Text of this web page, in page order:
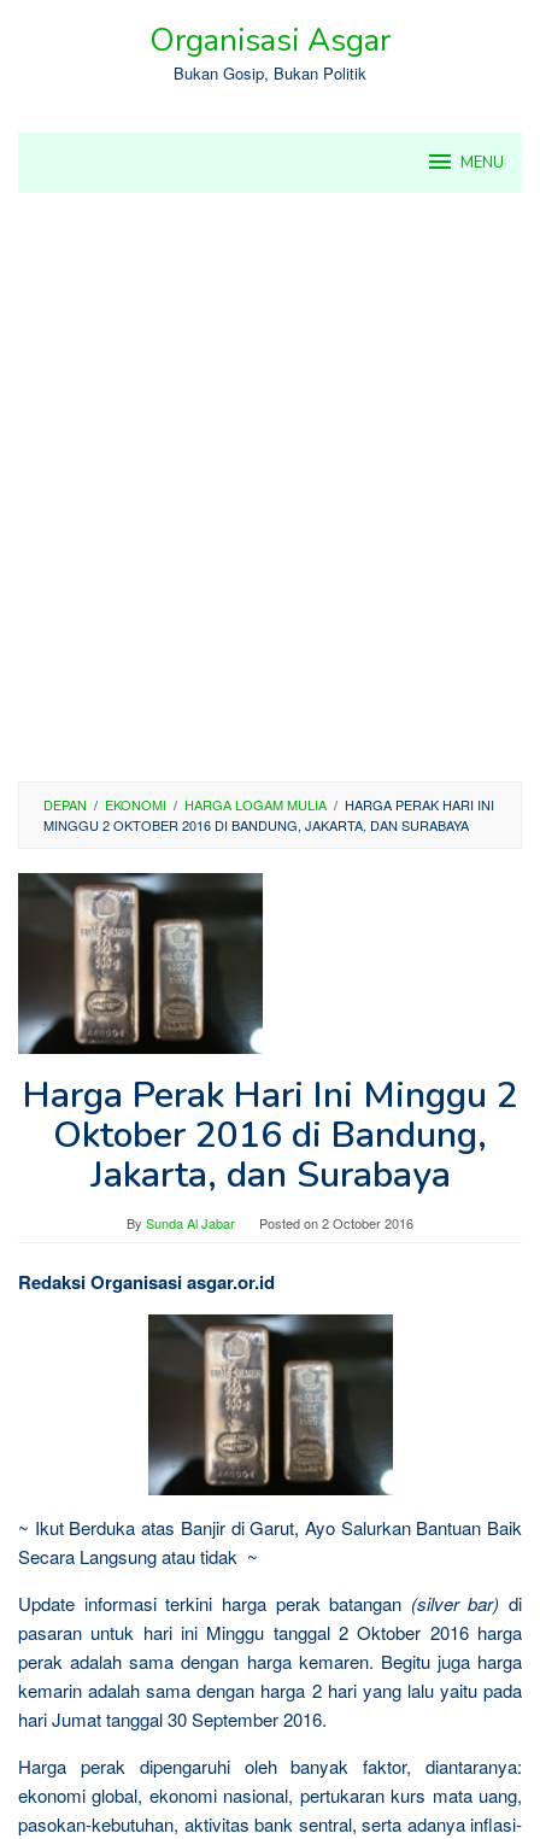
Organisasi Asgar
Bukan Gosip, Bukan Politik
MENU
DEPAN / EKONOMI / HARGA LOGAM MULIA / HARGA PERAK HARI INI
MINGGU 2 OKTOBER 2016 DI BANDUNG, JAKARTA, DAN SURABAYA
Harga Perak Hari Ini Minggu 2
Oktober 2016 di Bandung,
Jakarta, dan Surabaya
By Sunda Al Jabar Posted on2 October 2016
Redaksi Organisasi asgar.or.id
~ Ikut Berduka atas Banjir di Garut, Ayo Salurkan Bantuan Baik
Secara Langsung atau tidak ~
Update informasi terkini harga perak batangan (silver bar) di
pasaran untuk hari ini Minggu tanggal 2 Oktober 2016 harga
perak adalah sama dengan harga kemaren. Begitu juga harga
kemarin adalah sama dengan harga 2 hari yang lalu yaitu pada
hari Jumat tanggal 30 September 2016.
Harga perak dipengaruhi oleh banyak faktor, diantaranya:
ekonomi global, ekonomi nasional, pertukaran kurs mata uang,
pasokan-kebutuhan, aktivitas bank sentral, serta adanya inflasi-